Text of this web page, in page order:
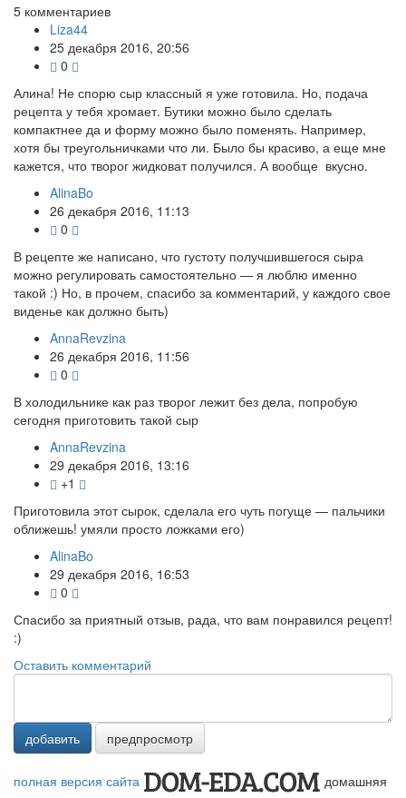
5 комментариев
Liza44
25 декабря 2016, 20:56
0
Алина! Не спорю сыр классный я уже готовила. Но, подача
рецепта у тебя хромает. Бутики можно было сделать
компактнее да и форму можно было поменять. Например,
хотя бы треугольничками что ли. Было бы красиво, а еще мне
кажется, что творог жидковат получился. А вообще вкусно.
AlinaBo
26 декабря 2016, 11:13
0
В рецепте же написано, что густоту получшившегося сыра
можно регулировать самостоятельно — я люблю именно
такой :) Но, в прочем, спасибо за комментарий, у каждого свое
виденье как должно быть)
AnnaRevzina
26 декабря 2016, 11:56
0
В холодильнике как раз творог лежит без дела, попробую
сегодня приготовить такой сыр
AnnaRevzina
29 декабря 2016, 13:16
+1
Приготовила этот сырок, сделала его чуть погуще — пальчики
оближешь! умяли просто ложками его)
AlinaBo
29 декабря 2016, 16:53
0
Спасибо за приятный отзыв, рада, что вам понравился рецепт!
:)
Оставить комментарий
добавить предпросмотр
полная версия сайта
домашняя